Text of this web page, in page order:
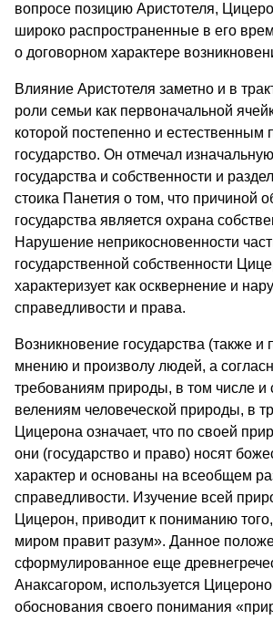
вопросе позицию Аристотеля,
широко распространенные в его
о договорном характере
Влияние Аристотеля заметно и в
роли семьи как первоначальной
которой постепенно и естественным
государство. Он отмечал
государства и собственности и
стоика Панетия о том, что причиной
государства является охрана
Нарушение неприкосновенности
государственной собственности
характеризует как осквернение и
справедливости и права.
Возникновение государства (также и
мнению и произволу людей, а
требованиям природы, в том числе и
велениям человеческой природы, в
Цицерона означает, что по своей
они (государство и право) носят
характер и основаны на всеобщем
справедливости. Изучение всей
Цицерон, приводит к пониманию
миром правит разум». Данное
сформулированное еще
Анаксагором, используется
обоснования своего понимания